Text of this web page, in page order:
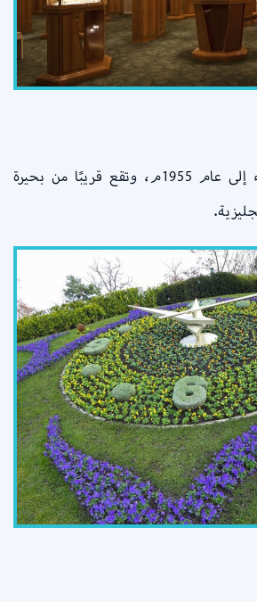
يعود تاريخ هذا البناء إلى عام 1955م، وتقع قريبًا من بحيرة